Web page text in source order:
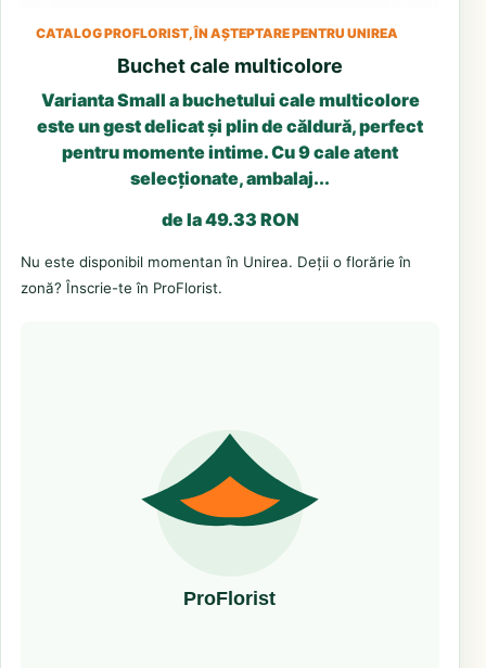
CATALOG PROFLORIST, ÎN AȘTEPTARE PENTRU UNIREA
Buchet cale multicolore
Varianta Small a buchetului cale multicolore
este un gest delicat și plin de căldură, perfect
pentru momente intime. Cu 9 cale atent
selecționate, ambalaj...
de la 49.33 RON
Nu este disponibil momentan în Unirea. Deții o florărie în
zonă? Înscrie-te în ProFlorist.